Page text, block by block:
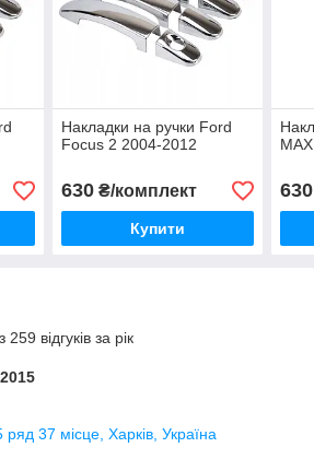
Накладки на ручки Ford
Focus 2 2004-2012
630₴/комплект
Купити
630
відгуків за рік
37 місце, Харків, Україна